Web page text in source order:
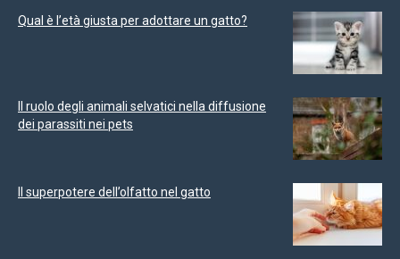
Qual è l’età giusta per adottare un gatto?
Il ruolo degli animali selvatici nella diffusione
dei parassiti nei pets
Il superpotere dell’olfatto nel gatto